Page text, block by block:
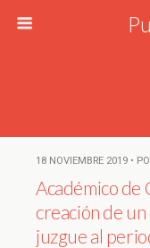
18 NOVIEMBRE 2019 •
Académico de
creación de
juzgue al